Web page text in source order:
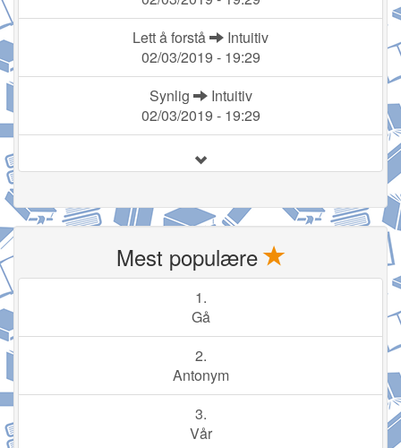
Lett å forstå
Intuitiv
02/03/2019 - 19:29
Synlig
Intuitiv
02/03/2019 - 19:29
Mest populære
1.
Gå
2.
Antonym
3.
Vår